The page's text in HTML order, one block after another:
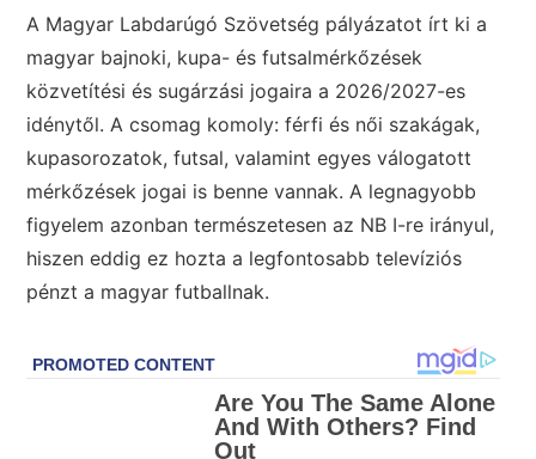
A Magyar Labdarúgó Szövetség pályázatot írt ki a
magyar bajnoki, kupa- és futsalmérkőzések
közvetítési és sugárzási jogaira a 2026/2027-es
idénytől. A csomag komoly: férfi és női szakágak,
kupasorozatok, futsal, valamint egyes válogatott
mérkőzések jogai is benne vannak. A legnagyobb
figyelem azonban természetesen az NB I-re irányul,
hiszen eddig ez hozta a legfontosabb televíziós
pénzt a magyar futballnak.